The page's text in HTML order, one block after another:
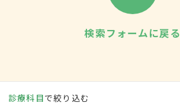
検索フォームに戻る
診療科目で絞り込む